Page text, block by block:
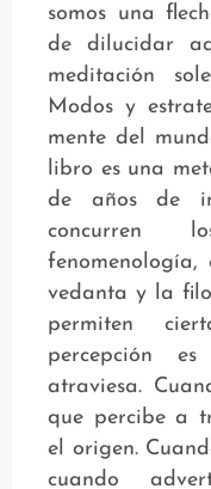
somos una
de dilucidar
meditación
Modos y
mente del
libro es una
de años de
concurren
fenomenología,
vedanta y la
permiten
percepción
atraviesa.
que percibe a
el origen.
cuando